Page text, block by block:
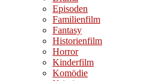
Episoden
Familienfilm
Fantasy
Historienfilm
Horror
Kinderfilm
Komödie